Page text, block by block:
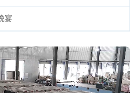
宴